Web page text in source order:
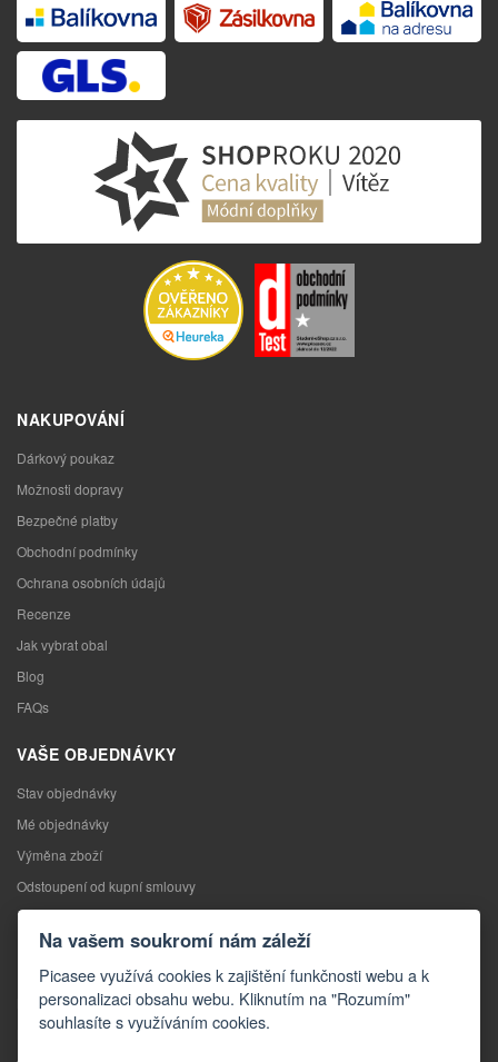
NAKUPOVÁNÍ
Dárkový poukaz
Možnosti dopravy
Bezpečné platby
Obchodní podmínky
Ochrana osobních údajů
Recenze
Jak vybrat obal
Blog
FAQs
VAŠE OBJEDNÁVKY
Stav objednávky
Mé objednávky
Výměna zboží
Odstoupení od kupní smlouvy
Reklamace
KONTAKTY
Kontakty
Kontaktní formulář
Na vašem soukromí nám záleží
Picasee využívá cookies k zajištění funkčnosti webu a k
personalizaci obsahu webu. Kliknutím na "Rozumím"
souhlasíte s využíváním cookies.